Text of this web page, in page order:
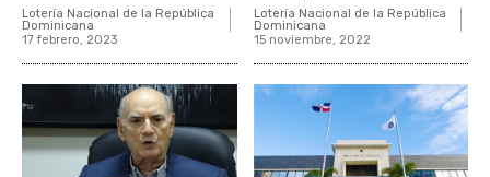
Lotería Nacional de la República
Dominicana
17 febrero, 2023
Lotería Nacional de la República
Dominicana
15 noviembre, 2022